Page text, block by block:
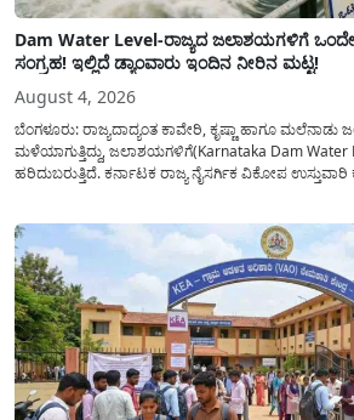
Dam Water Level-ರಾಜ್ಯದ ಜಲಾಶಯಗಳಿಗೆ ಒಂದೇ
ಸಂಗ್ರಹ! ಇಲ್ಲಿದೆ ಡ್ಯಾಂವಾರು ಇಂದಿನ ನೀರಿನ ಮಟ್ಟ!
August 4, 2026
ಬೆಂಗಳೂರು: ರಾಜ್ಯದಾದ್ಯಂತ ಕಾವೇರಿ, ಕೃಷ್ಣಾ ಹಾಗೂ
ಮಳೆಯಾಗುತ್ತಿದ್ದು, ಜಲಾಶಯಗಳಿಗೆ(Karnataka Dam
ಹರಿದುಬರುತ್ತಿದೆ. ಕರ್ನಾಟಕ ರಾಜ್ಯ ನೈಸರ್ಗಿಕ ವಿಕೋಪ ಉಸ್ತುವಾರಿ